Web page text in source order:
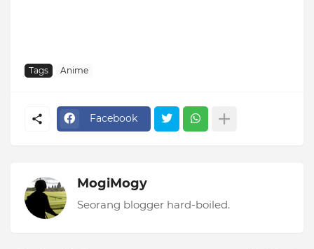
Tags Anime
Facebook
MogiMogy
Seorang blogger hard-boiled.